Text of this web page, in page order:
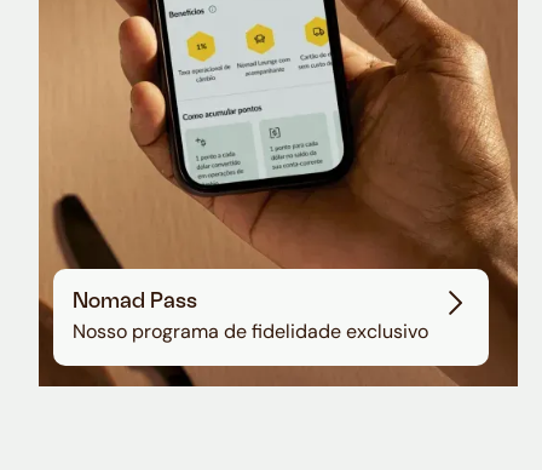
Nomad Pass
Nosso programa de fidelidade exclusivo